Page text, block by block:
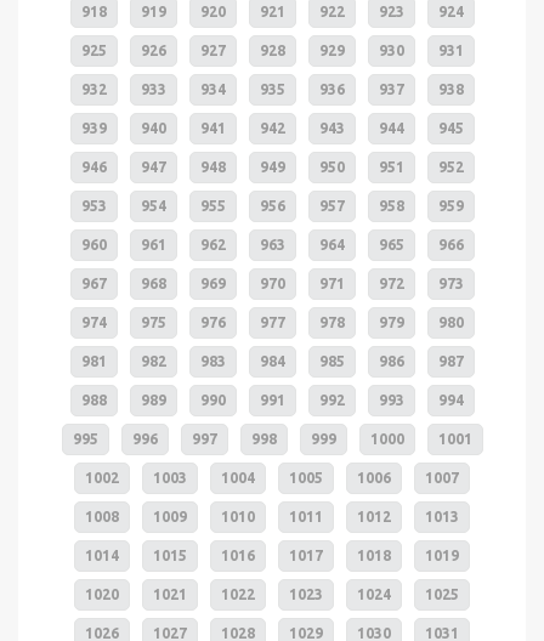
918 919 920 921 922 923 924
925 926 927 928 929 930 931
932 933 934 935 936 937 938
939 940 941 942 943 944 945
946 947 948 949 950 951 952
953 954 955 956 957 958 959
960 961 962 963 964 965 966
967 968 969 970 971 972 973
974 975 976 977 978 979 980
981 982 983 984 985 986 987
988 989 990 991 992 993 994
995 996 997 998 999 1000 1001
1002 1003 1004 1005 1006 1007
1008 1009 1010 1011 1012 1013
1014 1015 1016 1017 1018 1019
1020 1021 1022 1023 1024 1025
1026 1027 1028 1029 1030 1031